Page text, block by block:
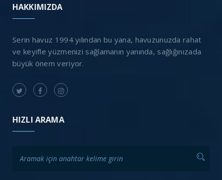
HAKKIMIZDA
Serin havuz 1994 yılından bu yana, havuzunuzda rahat
ve keyifle yüzmenizi sağlamanın yanında, sağlığınızada
büyük önem veriyor.
HIZLI ARAMA